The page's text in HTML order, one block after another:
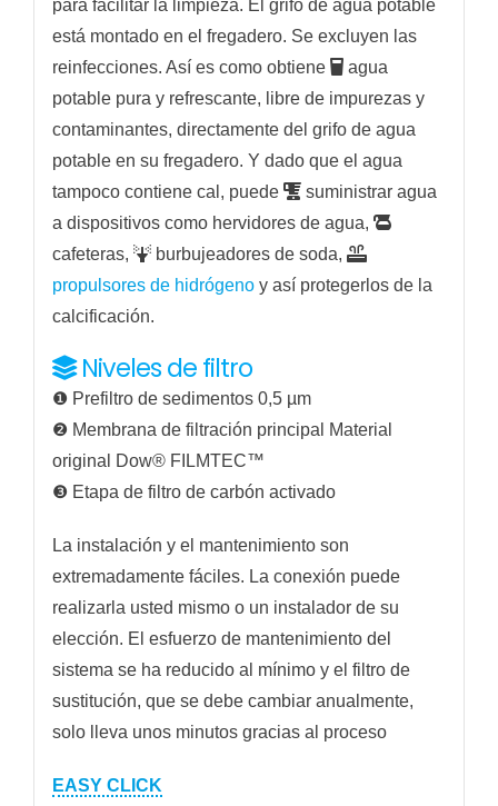
para facilitar la limpieza. El grifo de agua potable
está montado en el fregadero. Se excluyen las
reinfecciones. Así es como obtiene
agua
potable pura y refrescante, libre de impurezas y
contaminantes, directamente del grifo de agua
potable en su fregadero. Y dado que el agua
tampoco contiene cal, puede
suministrar agua
a dispositivos como hervidores de agua,
cafeteras,
burbujeadores de soda,
propulsores de hidrógenoy así protegerlos de la
calcificación.
Niveles de filtro
❶ Prefiltro de sedimentos 0,5 µm
❷ Membrana de filtración principal Material
original Dow® FILMTEC™
❸ Etapa de filtro de carbón activado
La instalación y el mantenimiento son
extremadamente fáciles. La conexión puede
realizarla usted mismo o un instalador de su
elección. El esfuerzo de mantenimiento del
sistema se ha reducido al mínimo y el filtro de
sustitución, que se debe cambiar anualmente,
solo lleva unos minutos gracias al proceso
EASY CLICK